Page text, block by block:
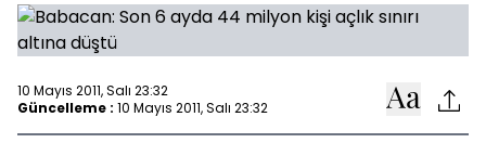
10 Mayıs 2011, Salı 23:32
Güncelleme : 10 Mayıs 2011, Salı 23:32